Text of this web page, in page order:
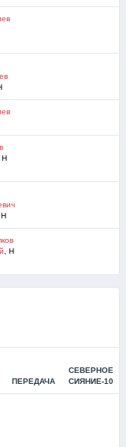
Н
, Н
, Н
ПЕРЕДАЧА
СЕВЕРНОЕ
СИЯНИЕ-10